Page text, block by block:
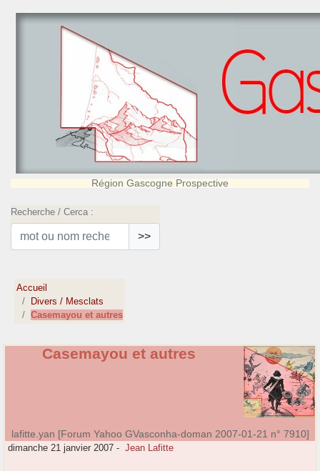
Région Gascogne Prospective
Recherche / Cerca :
>>
Accueil
Divers / Mesclats
Casemayou et autres
Casemayou et autres
lafitte.yan [Forum Yahoo GVasconha-doman 2007-01-21 n° 7910]
dimanche 21 janvier 2007 - Jean Lafitte